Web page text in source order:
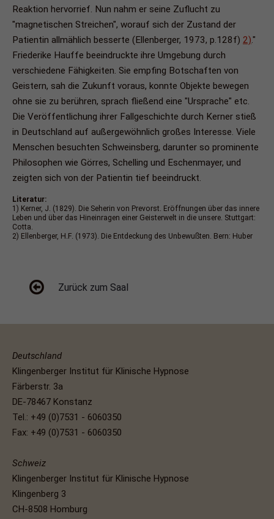
Reaktion hervorrief. Nun nahm er seine Zuflucht zu
"magnetischen Streichen", worauf sich der Zustand der
Patientin allmählich besserte (Ellenberger, 1973, p.128f) 2)."
Friederike Hauffe beeindruckte ihre Umgebung durch
verschiedene Fähigkeiten. Sie empfing Botschaften von
Geistern, sah die Zukunft voraus, konnte Objekte bewegen
ohne sie zu berühren, sprach fließend eine "Ursprache" etc.
Die Veröffentlichung ihrer Fallgeschichte durch Kerner stieß
in Deutschland auf außergewöhnlich großes Interesse. Viele
Menschen besuchten Schweinsberg, darunter so prominente
Philosophen wie Görres, Schelling und Eschenmayer, und
zeigten sich von der Patientin tief beeindruckt.
Literatur:
1) Kerner, J. (1829). Die Seherin von Prevorst. Eröffnungen über das innere
Leben und über das Hineinragen einer Geisterwelt in die unsere. Stuttgart:
Cotta.
2) Ellenberger, H.F. (1973). Die Entdeckung des Unbewußten. Bern: Huber
Zurück zum Saal
Deutschland
Klingenberger Institut für Klinische Hypnose
Färberstr. 3a
DE-78467 Konstanz
Tel.: +49 (0)7531 - 6060350
Fax: +49 (0)7531 - 6060350
Schweiz
Klingenberger Institut für Klinische Hypnose
Klingenberg 3
CH-8508 Homburg